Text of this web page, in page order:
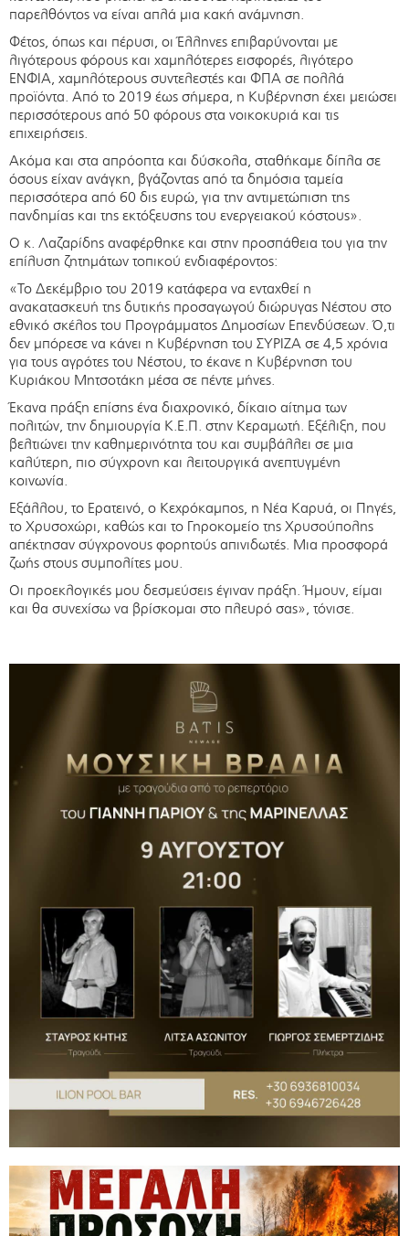
παρελθόντος να είναι απλά μια κακή ανάμνηση.
Φέτος, όπως και πέρυσι, οι Έλληνες επιβαρύνονται με
λιγότερους φόρους και χαμηλότερες εισφορές, λιγότερο
ΕΝΦΙΑ, χαμηλότερους συντελεστές και ΦΠΑ σε πολλά
προϊόντα. Από το 2019 έως σήμερα, η Κυβέρνηση έχει μειώσει
περισσότερους από 50 φόρους στα νοικοκυριά και τις
επιχειρήσεις.
Ακόμα και στα απρόοπτα και δύσκολα, σταθήκαμε δίπλα σε
όσους είχαν ανάγκη, βγάζοντας από τα δημόσια ταμεία
περισσότερα από 60 δις ευρώ, για την αντιμετώπιση της
πανδημίας και της εκτόξευσης του ενεργειακού κόστους».
Ο κ. Λαζαρίδης αναφέρθηκε και στην προσπάθεια του για την
επίλυση ζητημάτων τοπικού ενδιαφέροντος:
«Το Δεκέμβριο του 2019 κατάφερα να ενταχθεί η
ανακατασκευή της δυτικής προσαγωγού διώρυγας Νέστου στο
εθνικό σκέλος του Προγράμματος Δημοσίων Επενδύσεων. Ό,τι
δεν μπόρεσε να κάνει η Κυβέρνηση του ΣΥΡΙΖΑ σε 4,5 χρόνια
για τους αγρότες του Νέστου, το έκανε η Κυβέρνηση του
Κυριάκου Μητσοτάκη μέσα σε πέντε μήνες.
Έκανα πράξη επίσης ένα διαχρονικό, δίκαιο αίτημα των
πολιτών, την δημιουργία Κ.Ε.Π. στην Κεραμωτή. Εξέλιξη, που
βελτιώνει την καθημερινότητα του και συμβάλλει σε μια
καλύτερη, πιο σύγχρονη και λειτουργικά ανεπτυγμένη
κοινωνία.
Εξάλλου, το Ερατεινό, ο Κεχρόκαμπος, η Νέα Καρυά, οι Πηγές,
το Χρυσοχώρι, καθώς και το Γηροκομείο της Χρυσούπολης
απέκτησαν σύγχρονους φορητούς απινιδωτές. Μια προσφορά
ζωής στους συμπολίτες μου.
Οι προεκλογικές μου δεσμεύσεις έγιναν πράξη. Ήμουν, είμαι
και θα συνεχίσω να βρίσκομαι στο πλευρό σας», τόνισε.